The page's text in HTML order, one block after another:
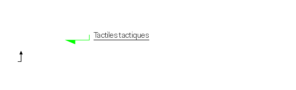
Tactiles tactiques